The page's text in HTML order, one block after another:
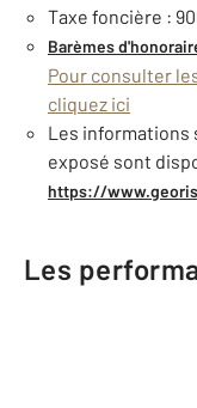
Taxe foncière :
Barèmes
Pour consulter
cliquez ici
Les informations
exposé sont
https://
Les